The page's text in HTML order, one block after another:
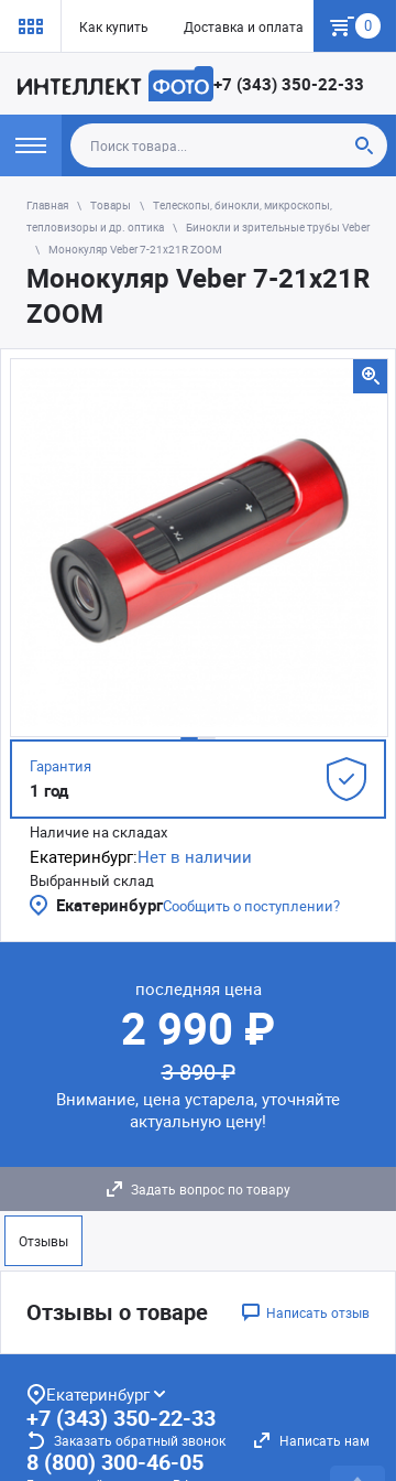
Как купить Доставка и оплата Гарантия
0
+7 (343) 350-22-33
Главная Товары
Телескопы, бинокли, микроскопы,
тепловизоры и др. оптика
Бинокли и зрительные трубы Veber
Монокуляр Veber 7-21x21R ZOOM
Монокуляр Veber 7-21x21R
ZOOM
Гарантия
1 год
Наличие на складах
Екатеринбург:Нет в наличии
Выбранный склад
ЕкатеринбургСообщить о поступлении?
последняя цена
2 990 ₽
3 890 ₽
Внимание, цена устарела, уточняйте
актуальную цену!
Задать вопрос по товару
Отзывы
Отзывы о товаре Написать отзыв
Екатеринбург
+7 (343) 350-22-33
Заказать обратный звонок Написать нам
8 (800) 300-46-05